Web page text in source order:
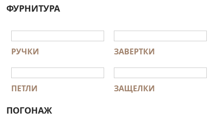
ФУРНИТУРА
РУЧКИ ЗАВЕРТКИ
ПЕТЛИ ЗАЩЕЛКИ
ПОГОНАЖ